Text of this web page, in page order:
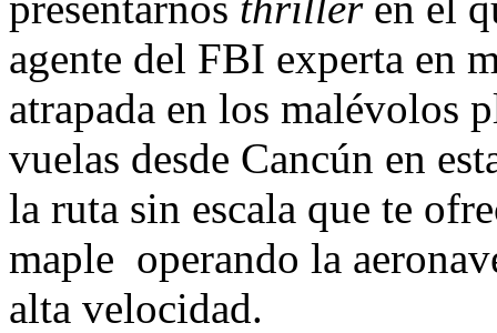
agente del FBI experta en
atrapada en los malévolos
vuelas desde Cancún en
la ruta sin escala que te
maple operando la
alta velocidad.